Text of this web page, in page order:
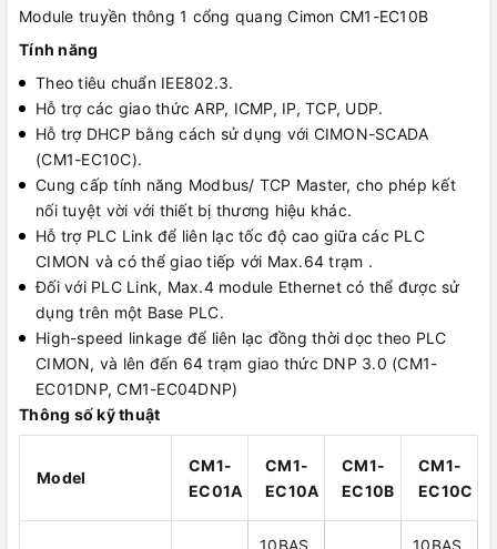
Module truyền thông 1 cổng quang Cimon CM1-EC10B
Tính năng
Theo tiêu chuẩn IEE802.3.
Hỗ trợ các giao thức ARP, ICMP, IP, TCP, UDP.
Hỗ trợ DHCP bằng cách sử dụng với CIMON-SCADA
(CM1-EC10C).
Cung cấp tính năng Modbus/ TCP Master, cho phép kết
nối tuyệt vời với thiết bị thương hiệu khác.
Hỗ trợ PLC Link để liên lạc tốc độ cao giữa các PLC
CIMON và có thể giao tiếp với Max.64 trạm .
Đối với PLC Link, Max.4 module Ethernet có thể được sử
dụng trên một Base PLC.
High-speed linkage để liên lạc đồng thời dọc theo PLC
CIMON, và lên đến 64 trạm giao thức DNP 3.0 (CM1-
EC01DNP, CM1-EC04DNP)
Thông số kỹ thuật
Model
CM1-
EC01A
CM1-
EC10A
CM1-
EC10B
CM1-
EC10C